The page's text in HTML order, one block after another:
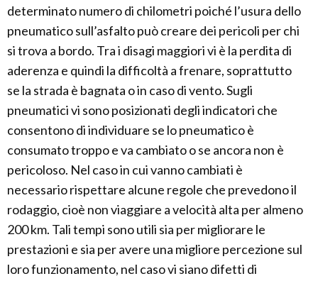
determinato numero di chilometri poiché l’usura dello
pneumatico sull’asfalto può creare dei pericoli per chi
si trova a bordo. Tra i disagi maggiori vi è la perdita di
aderenza e quindi la difficoltà a frenare, soprattutto
se la strada è bagnata o in caso di vento. Sugli
pneumatici vi sono posizionati degli indicatori che
consentono di individuare se lo pneumatico è
consumato troppo e va cambiato o se ancora non è
pericoloso. Nel caso in cui vanno cambiati è
necessario rispettare alcune regole che prevedono il
rodaggio, cioè non viaggiare a velocità alta per almeno
200 km. Tali tempi sono utili sia per migliorare le
prestazioni e sia per avere una migliore percezione sul
loro funzionamento, nel caso vi siano difetti di